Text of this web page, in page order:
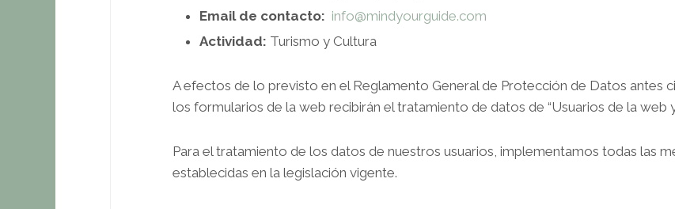
Email de contacto: info@mindyourguide.com
Actividad: Turismo y Cultura
A efectos de lo previsto en el Reglamento General de Protección de Datos antes
los formularios de la web recibirán el tratamiento de datos de “Usuarios de la web
Para el tratamiento de los datos de nuestros usuarios, implementamos todas las
establecidas en la legislación vigente.